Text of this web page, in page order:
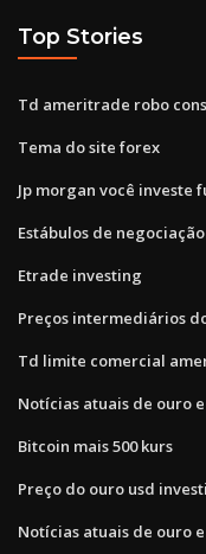
Top Stories
Td ameritrade robo
Tema do site forex
Jp morgan você investe
Estábulos de
Etrade investing
Preços intermediários
Td limite comercial
Notícias atuais de ouro
Bitcoin mais 500 kurs
Preço do ouro usd
Notícias atuais de ouro